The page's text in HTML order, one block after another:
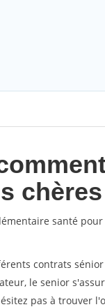
chères
santé pour
contrats sénior
le senior
pas à trouver